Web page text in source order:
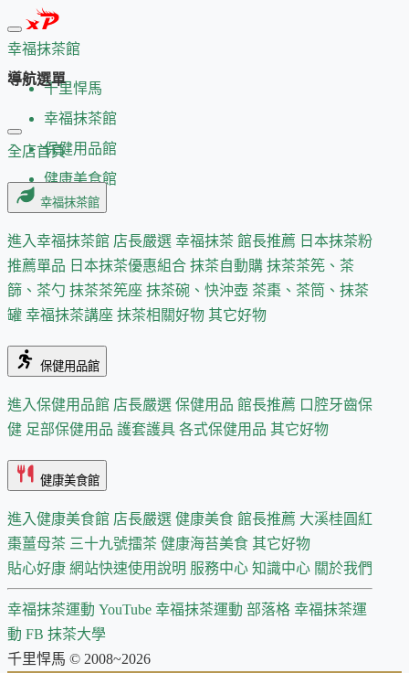
幸福抹茶館
千里悍馬
幸福抹茶館
保健用品館
健康美食館
導航選單
全店首頁
幸福抹茶館
進入幸福抹茶館 店長嚴選 幸福抹茶 館長推薦 日本抹茶粉
推薦單品 日本抹茶優惠組合 抹茶自動購 抹茶茶筅、茶
篩、茶勺 抹茶茶筅座 抹茶碗、快沖壺 茶棗、茶筒、抹茶
罐 幸福抹茶講座 抹茶相關好物 其它好物
保健用品館
進入保健用品館 店長嚴選 保健用品 館長推薦 口腔牙齒保
健 足部保健用品 護套護具 各式保健用品 其它好物
健康美食館
進入健康美食館 店長嚴選 健康美食 館長推薦 大溪桂圓紅
棗薑母茶 三十九號擂茶 健康海苔美食 其它好物
貼心好康 網站快速使用說明 服務中心 知識中心 關於我們
幸福抹茶運動 YouTube 幸福抹茶運動 部落格 幸福抹茶運
動 FB 抹茶大學
千里悍馬 © 2008~2026